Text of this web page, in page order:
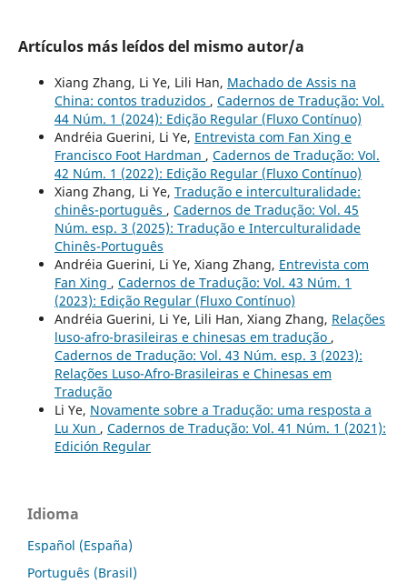
Artículos más leídos del mismo autor/a
Xiang Zhang, Li Ye, Lili Han, Machado de Assis na
China: contos traduzidos , Cadernos de Tradução: Vol.
44 Núm. 1 (2024): Edição Regular (Fluxo Contínuo)
Andréia Guerini, Li Ye, Entrevista com Fan Xing e
Francisco Foot Hardman , Cadernos de Tradução: Vol.
42 Núm. 1 (2022): Edição Regular (Fluxo Contínuo)
Xiang Zhang, Li Ye, Tradução e interculturalidade:
chinês-português , Cadernos de Tradução: Vol. 45
Núm. esp. 3 (2025): Tradução e Interculturalidade
Chinês-Português
Andréia Guerini, Li Ye, Xiang Zhang, Entrevista com
Fan Xing , Cadernos de Tradução: Vol. 43 Núm. 1
(2023): Edição Regular (Fluxo Contínuo)
Andréia Guerini, Li Ye, Lili Han, Xiang Zhang, Relações
luso-afro-brasileiras e chinesas em tradução ,
Cadernos de Tradução: Vol. 43 Núm. esp. 3 (2023):
Relações Luso-Afro-Brasileiras e Chinesas em
Tradução
Li Ye, Novamente sobre a Tradução: uma resposta a
Lu Xun , Cadernos de Tradução: Vol. 41 Núm. 1 (2021):
Edición Regular
Idioma
Español (España)
Português (Brasil)